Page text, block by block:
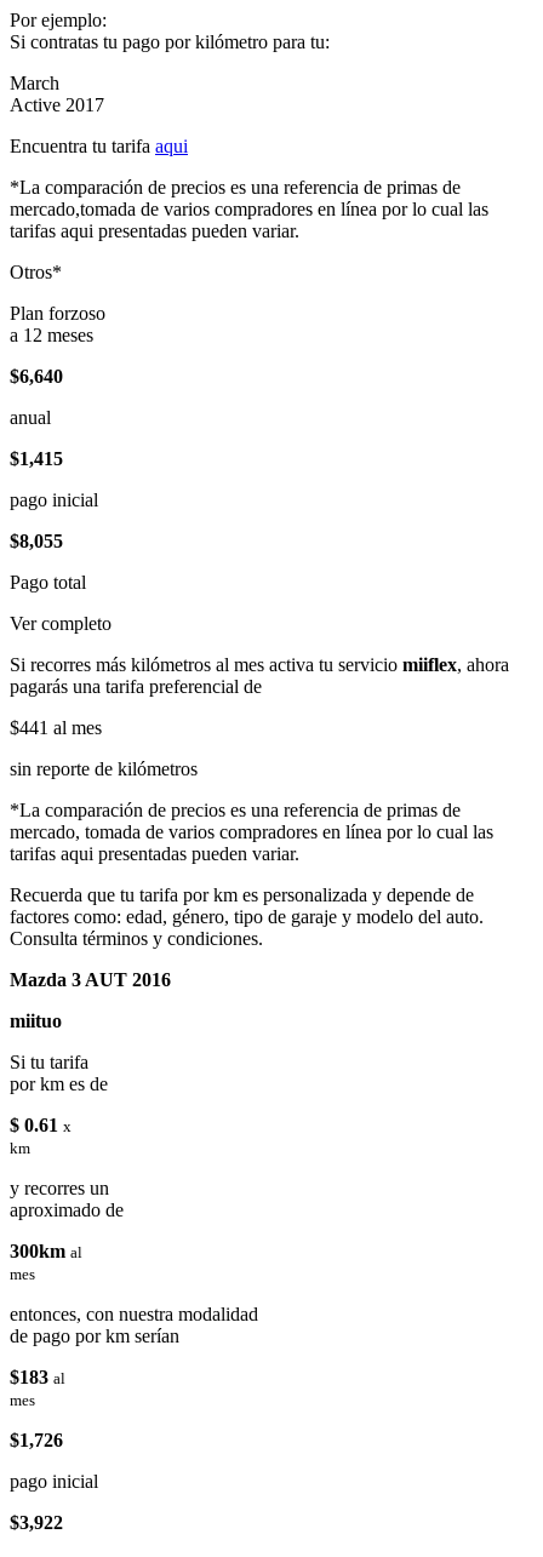
Por ejemplo:
Si contratas tu pago por kilómetro para tu:
March
Active 2017
Encuentra tu tarifa aqui
*La comparación de precios es una referencia de primas de
mercado,tomada de varios compradores en línea por lo cual las
tarifas aqui presentadas pueden variar.
Otros*
Plan forzoso
a 12 meses
$6,640
anual
$1,415
pago inicial
$8,055
Pago total
Ver completo
Si recorres más kilómetros al mes activa tu servicio miiflex, ahora
pagarás una tarifa preferencial de
$441 al mes
sin reporte de kilómetros
*La comparación de precios es una referencia de primas de
mercado, tomada de varios compradores en línea por lo cual las
tarifas aqui presentadas pueden variar.
Recuerda que tu tarifa por km es personalizada y depende de
factores como: edad, género, tipo de garaje y modelo del auto.
Consulta términos y condiciones.
Mazda 3 AUT 2016
miituo
Si tu tarifa
por km es de
$ 0.61 x
km
y recorres un
aproximado de
300km al
mes
entonces, con nuestra modalidad
de pago por km serían
$183 al
mes
$1,726
pago inicial
$3,922